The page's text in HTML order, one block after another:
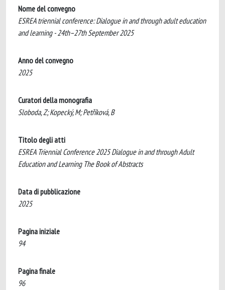
Nome del convegno
ESREA triennial conference: Dialogue in and through adult education
and learning - 24th–27th September 2025
Anno del convegno
2025
Curatori della monografia
Sloboda, Z; Kopecký, M; Petříková, B
Titolo degli atti
ESREA Triennial Conference 2025 Dialogue in and through Adult
Education and Learning The Book of Abstracts
Data di pubblicazione
2025
Pagina iniziale
94
Pagina finale
96